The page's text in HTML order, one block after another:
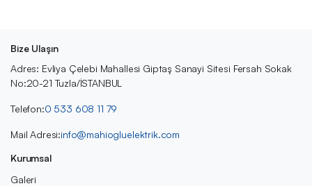
Bize Ulaşın
Adres: Evliya Çelebi Mahallesi Giptaş Sanayi Sitesi Fersah Sokak
No:20-21 Tuzla/İSTANBUL
Telefon:0 533 608 11 79
Mail Adresi:info@mahiogluelektrik.com
Kurumsal
Galeri